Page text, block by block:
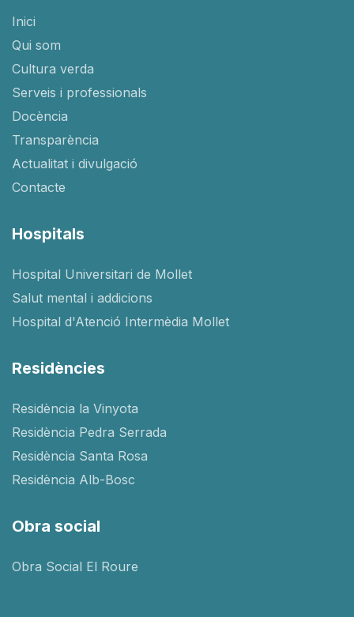
Inici
Qui som
Cultura verda
Serveis i professionals
Docència
Transparència
Actualitat i divulgació
Contacte
Hospitals
Hospital Universitari de Mollet
Salut mental i addicions
Hospital d'Atenció Intermèdia Mollet
Residències
Residència la Vinyota
Residència Pedra Serrada
Residència Santa Rosa
Residència Alb-Bosc
Obra social
Obra Social El Roure